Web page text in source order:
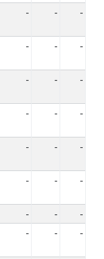
- - -
- - -
- - -
- - -
- - -
- - -
- -
-
- - -